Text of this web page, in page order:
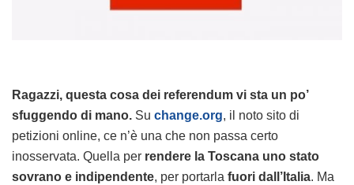
Ragazzi, questa cosa dei referendum vi sta un po’
sfuggendo di mano. Su change.org, il noto sito di
petizioni online, ce n’è una che non passa certo
inosservata. Quella per rendere la Toscana uno stato
sovrano e indipendente, per portarla fuori dall’Italia. Ma